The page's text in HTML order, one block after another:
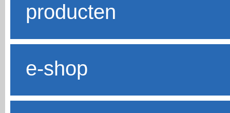
producten
e-shop